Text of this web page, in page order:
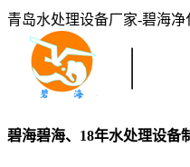
青岛水处理设备厂家-碧海
碧海碧海、18年水处理设备